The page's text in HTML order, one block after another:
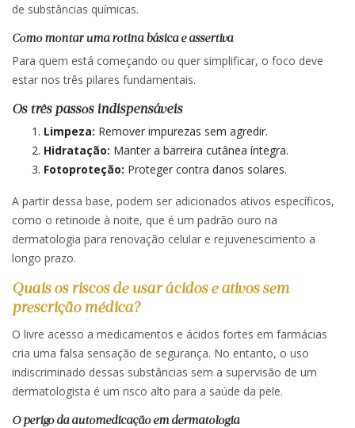
de substâncias químicas.
Como montar uma rotina básica e assertiva
Para quem está começando ou quer simplificar, o foco deve
estar nos três pilares fundamentais.
Os três passos indispensáveis
Limpeza: Remover impurezas sem agredir.
Hidratação: Manter a barreira cutânea íntegra.
Fotoproteção: Proteger contra danos solares.
A partir dessa base, podem ser adicionados ativos específicos,
como o retinoide à noite, que é um padrão ouro na
dermatologia para renovação celular e rejuvenescimento a
longo prazo.
Quais os riscos de usar ácidos e ativos sem
prescrição médica?
O livre acesso a medicamentos e ácidos fortes em farmácias
cria uma falsa sensação de segurança. No entanto, o uso
indiscriminado dessas substâncias sem a supervisão de um
dermatologista é um risco alto para a saúde da pele.
O perigo da automedicação em dermatologia